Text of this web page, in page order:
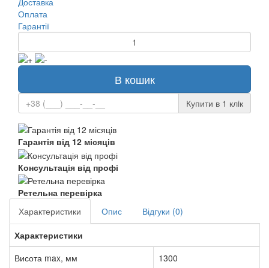
Оплата
Гарантії
В кошик
Купити в 1 клiк
Гарантія від 12 місяців
Консультація від профі
Ретельна перевірка
Характеристики
Опис
Відгуки (0)
Характеристики
Висота max, мм
1300